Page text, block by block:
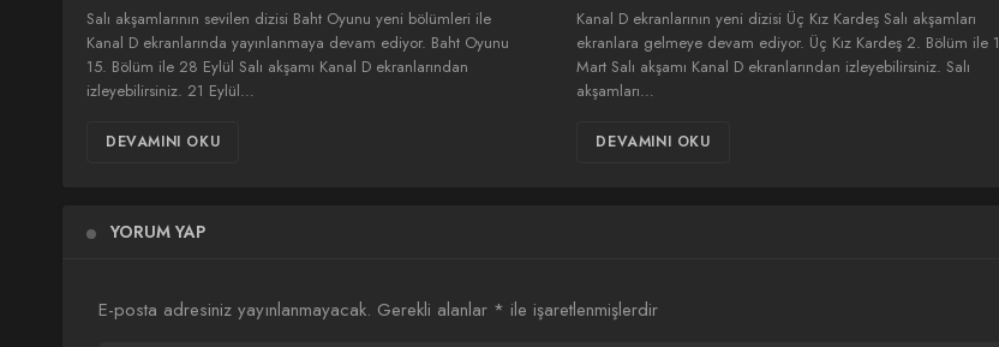
Salı akşamlarının sevilen dizisi Baht Oyunu yeni bölümleri ile
Kanal D ekranlarında yayınlanmaya devam ediyor. Baht Oyunu
15. Bölüm ile 28 Eylül Salı akşamı Kanal D ekranlarından
izleyebilirsiniz. 21 Eylül…
DEVAMINI OKU
Kanal D ekranlarının yeni dizisi Üç Kız Kardeş Salı akşamları
ekranlara gelmeye devam ediyor. Üç Kız Kardeş 2. Bölüm ile 1
Mart Salı akşamı Kanal D ekranlarından izleyebilirsiniz. Salı
akşamları…
DEVAMINI OKU
YORUM YAP
E-posta adresiniz yayınlanmayacak. Gerekli alanlar * ile işaretlenmişlerdir